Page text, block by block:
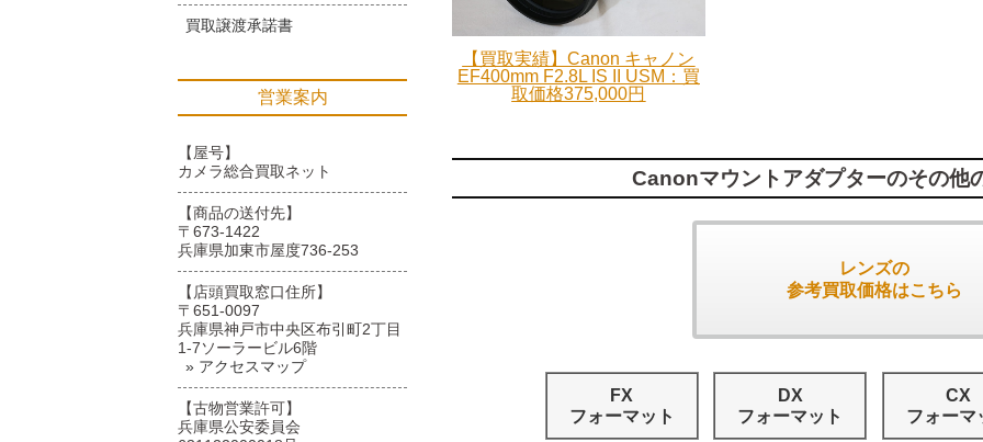
【買取実績】Canon キャノン
EF400mm F2.8L IS II USM：買
取価格375,000円
Canonマウントアダプターのその他
レンズの
参考買取価格はこちら
FX
フォーマット
DX
フォーマット
CX
フォーマ
買取譲渡承諾書
営業案内
【屋号】
カメラ総合買取ネット
【商品の送付先】
〒673-1422
兵庫県加東市屋度736-253
【店頭買取窓口住所】
〒651-0097
兵庫県神戸市中央区布引町2丁目
1-7ソーラービル6階
» アクセスマップ
【古物営業許可】
兵庫県公安委員会